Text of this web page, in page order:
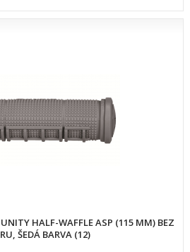
HALF-WAFFLE ASP (115 MM) BEZ
ŠEDÁ BARVA (12)